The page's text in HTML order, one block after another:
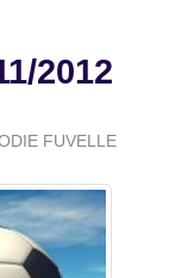
2012
FUVELLE